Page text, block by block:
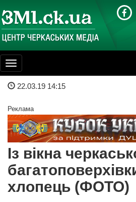
Toggle
navigation
22.03.19 14:15
Реклама
Із вікна
хлопець (ФОТО)